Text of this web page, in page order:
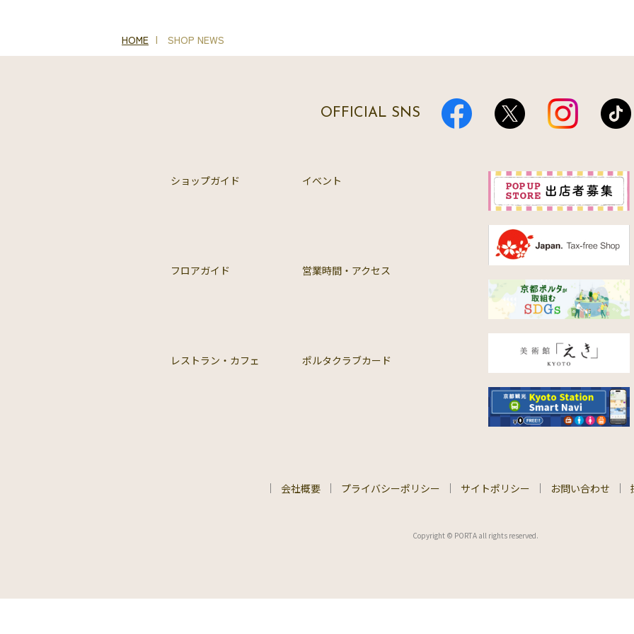
HOME SHOP NEWS
OFFICIAL SNS
ショップガイド イベント
フロアガイド 営業時間・アクセス
レストラン・カフェ ポルタクラブカード
会社概要 プライバシーポリシー サイトポリシー お問い合わせ
Copyright © PORTA all rights reserved.